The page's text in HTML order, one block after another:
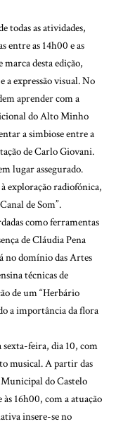
todas as atividades,
entre as 14h00 e as
desta edição,
a expressão visual. No
aprender com a
do Alto Minho
a simbiose entre a
de Carlo Giovani.
lugar assegurado.
exploração radiofónica,
de Som”.
como ferramentas
de Cláudia Pena
no domínio das Artes
técnicas de
de um “Herbário
a importância da flora
sexta-feira, dia 10, com
musical. A partir das
do Castelo
16h00, com a atuação
insere-se no